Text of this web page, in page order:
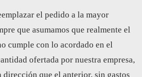
el pedido a la mayor
que asumamos que realmente el
cumple con lo acordado en el
ofertada por nuestra empresa,
que el anterior, sin gastos